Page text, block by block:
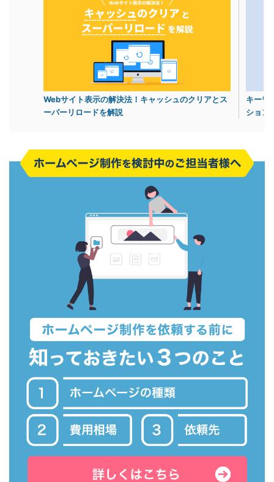
Webサイト表示の解決法！キャッシュのクリアとス
ーパーリロードを解説
キーワ
ション